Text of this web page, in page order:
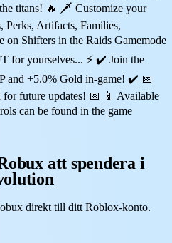
titans! 🔥 🗡️ Customize your
Artifacts, Families,
Shifters in the Raids Gamemode
for yourselves... ⚡ ✔️ Join the
and +5.0% Gold in-game! ✔️ 📅
for future updates! 📅 📱 Available
can be found in the game
att spendera i
direkt till ditt Roblox-konto.